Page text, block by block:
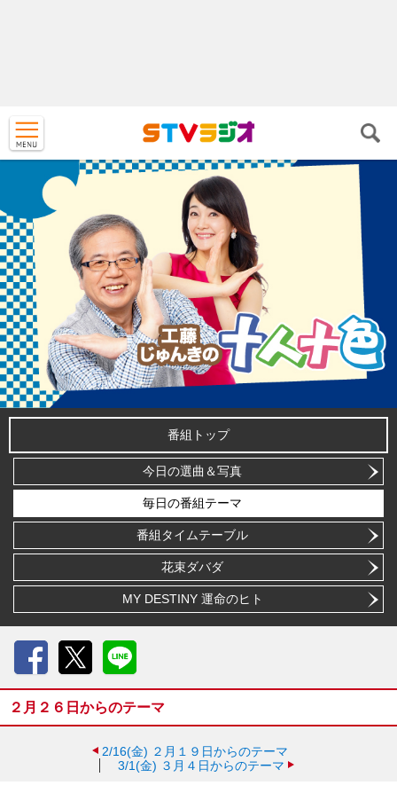
番組トップ
今日の選曲＆写真
毎日の番組テーマ
番組タイムテーブル
花束ダバダ
MY DESTINY 運命のヒト
２月２６日からのテーマ
2/16(金) ２月１９日からのテーマ
3/1(金) ３月４日からのテーマ